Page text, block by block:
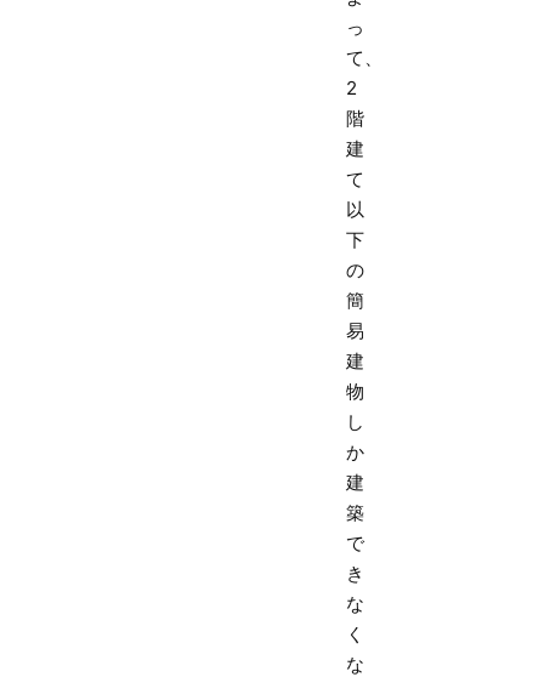
っ
て、
2
階
建
て
以
下
の
簡
易
建
物
し
か
建
築
で
き
な
く
な